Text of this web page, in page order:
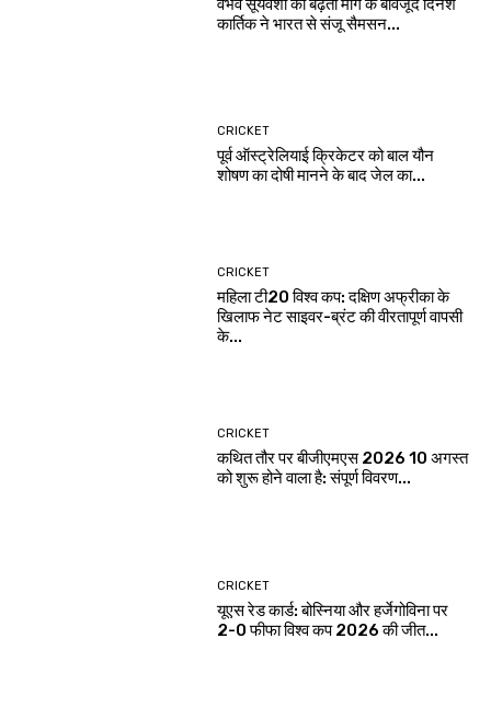
वैभव सूर्यवंशी की बढ़ती मांग के बावजूद दिनेश
कार्तिक ने भारत से संजू सैमसन...
CRICKET
पूर्व ऑस्ट्रेलियाई क्रिकेटर को बाल यौन
शोषण का दोषी मानने के बाद जेल का...
CRICKET
महिला टी20 विश्व कप: दक्षिण अफ्रीका के
खिलाफ नेट साइवर-ब्रंट की वीरतापूर्ण वापसी
के...
CRICKET
कथित तौर पर बीजीएमएस 2026 10 अगस्त
को शुरू होने वाला है: संपूर्ण विवरण...
CRICKET
यूएस रेड कार्ड: बोस्निया और हर्जेगोविना पर
2-0 फीफा विश्व कप 2026 की जीत...